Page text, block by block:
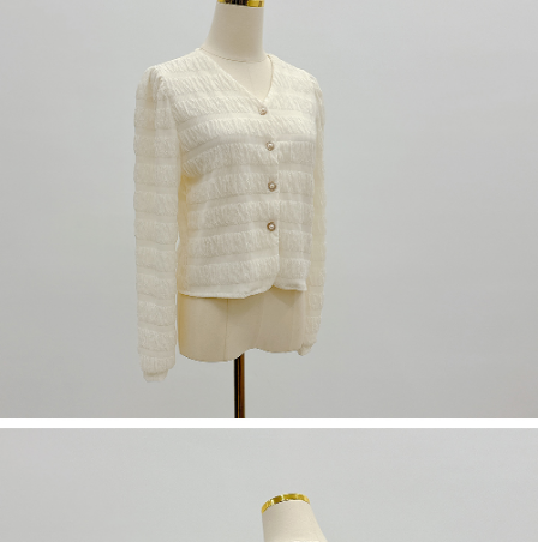
Perkhidmatan ini disediakan oleh Taiwan Mobile Co., Ltd. (“Syarikat”),
yang membolehkan pelanggan membeli barangan atau perkhidmatan
melalui perkhidmatan ini pada masa transaksi. Hasil daripada pembelian
atau pembayaran ansuran akan dipindahkan oleh peniaga kepada
Syarikat, dan pelanggan hendaklah membuat pembayaran mengikut
perjanjian menggunakan sistem bil Syarikat.
Untuk memenuhi hubungan kontrak yang terjalin melalui persetujuan
penggunaan OP Pay Later, peniaga akan memberikan maklumat peribadi
anda (termasuk nama, nombor telefon, atau alamat) kepada Syarikat bagi
tujuan pengumpulan, pemprosesan dan penggunaan data yang
diperlukan untuk pengebilan ansuran, termasuk pengesahan,
pengesahan semula dan pembetulan.
Untuk terma perkhidmatan penuh, sila rujuk pautan berikut:
mudah alih boleh segera menggunakan tanpa perlu memohon lagi.
(Hanya untuk nombor langganan peribadi, tidak terbuka untuk syarikat
1. Jumlah yang diperakui untuk pengguna kali pertama boleh sehingga
NT$10,000. Amaun diperakui sebenar yang diluluskan akan berdasarkan
keputusan pensijilan dan semakan oleh AFTEE.
2. Amaun perbelanjaan minimum mestilah lebih besar daripada NT$20.
3. Pada masa ini hanya tersedia untuk ahli Taiwan.
Ketiga, Syarat Perkhidmatan
Perkhidmatan AFTEE Beli Sekarang Bayar Kemudian disediakan oleh NP
Taiwan, Inc. dan AFTEE akan membuat bil kepada pengguna. AFTEE
akan menggunakan data peribadi yang dikumpul (termasuk nama
pembeli, no. telefon, nama penerima, no. telefon, alamat penerima) untuk
penggunaan perkhidmatan. Sila rujuk kepada "Penyata Pengumpulan
Data Peribadi, Pemprosesan, Penggunaan"
(https://aftee.tw/privacypolicy/) untuk maklumat lanjut.
Jumlah yang diperakui untuk pengguna kali pertama yang lulus
kelulusan boleh sehingga NT$10,000. Jika pengguna tidak membuat
pembayaran dalam tempoh tersebut, yuran pembayaran lewat sebanyak
mendapatkan kebenaran daripada ibu bapa atau penjaga yang sah
mempunyai sebarang kebimbangan mengenai pemprosesan dan
penggunaan pada data peribadi. Jika anda tidak bersetuju dengan data
NT$100/pesanan | Penghantaran percuma untuk pesanan
NT$2,500 atau lebih